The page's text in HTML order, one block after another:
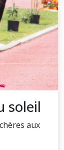
soleil
aux